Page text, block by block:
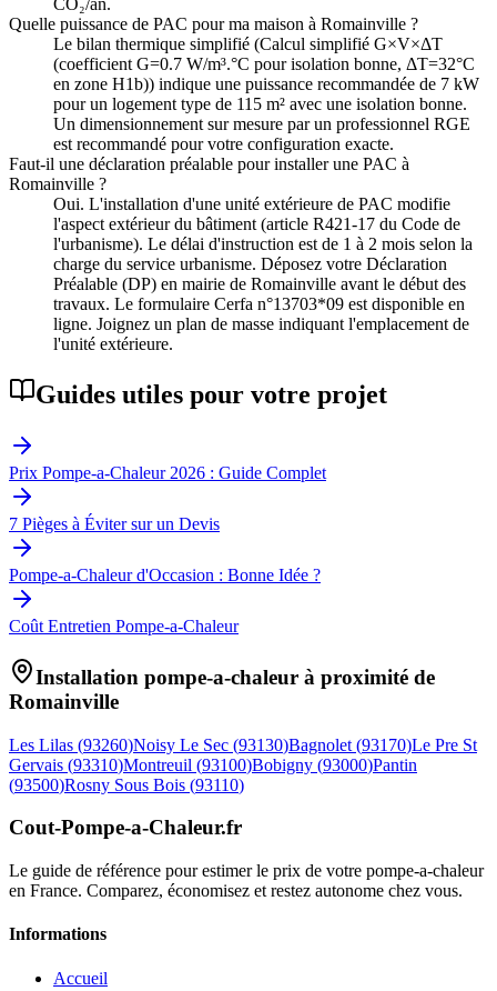
CO₂/an.
Quelle puissance de PAC pour ma maison à Romainville ?
Le bilan thermique simplifié (Calcul simplifié G×V×ΔT
(coefficient G=0.7 W/m³.°C pour isolation bonne, ΔT=32°C
en zone H1b)) indique une puissance recommandée de 7 kW
pour un logement type de 115 m² avec une isolation bonne.
Un dimensionnement sur mesure par un professionnel RGE
est recommandé pour votre configuration exacte.
Faut-il une déclaration préalable pour installer une PAC à
Romainville ?
Oui. L'installation d'une unité extérieure de PAC modifie
l'aspect extérieur du bâtiment (article R421-17 du Code de
l'urbanisme). Le délai d'instruction est de 1 à 2 mois selon la
charge du service urbanisme. Déposez votre Déclaration
Préalable (DP) en mairie de Romainville avant le début des
travaux. Le formulaire Cerfa n°13703*09 est disponible en
ligne. Joignez un plan de masse indiquant l'emplacement de
l'unité extérieure.
Guides utiles pour votre projet
Prix Pompe-a-Chaleur 2026 : Guide Complet
7 Pièges à Éviter sur un Devis
Pompe-a-Chaleur d'Occasion : Bonne Idée ?
Coût Entretien Pompe-a-Chaleur
Installation pompe-a-chaleur à proximité de
Romainville
Les Lilas (93260)Noisy Le Sec (93130)Bagnolet (93170)Le Pre St
Gervais (93310)Montreuil (93100)Bobigny (93000)Pantin
(93500)Rosny Sous Bois (93110)
Cout-Pompe-a-Chaleur.fr
Le guide de référence pour estimer le prix de votre pompe-a-chaleur
en France. Comparez, économisez et restez autonome chez vous.
Informations
Accueil